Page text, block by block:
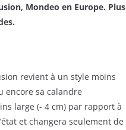
Mondeo en Europe. Plus
revient à un style moins
encore sa calandre
large (- 4 cm) par rapport à
et changera seulement de